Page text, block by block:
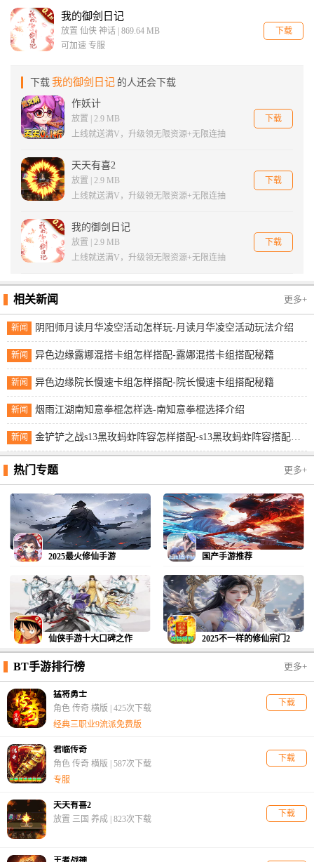
我的御剑日记
放置 仙侠 神话 | 869.64 MB
可加速 专服
下载
下载 我的御剑日记 的人还会下载
作妖计
放置 | 2.9 MB
上线就送满V，升级领无限资源+无限连抽
下载
天天有喜2
放置 | 2.9 MB
上线就送满V，升级领无限资源+无限连抽
下载
我的御剑日记
放置 | 2.9 MB
上线就送满V，升级领无限资源+无限连抽
下载
相关新闻 更多+
新闻 阴阳师月读月华凌空活动怎样玩-月读月华凌空活动玩法介绍
新闻 异色边缘露娜混搭卡组怎样搭配-露娜混搭卡组搭配秘籍
新闻 异色边缘院长慢速卡组怎样搭配-院长慢速卡组搭配秘籍
新闻 烟雨江湖南知意拳棍怎样选-南知意拳棍选择介绍
新闻 金铲铲之战s13黑玫蚂蚱阵容怎样搭配-s13黑玫蚂蚱阵容搭配秘籍
热门专题 更多+
2025最火修仙手游 国产手游推荐
仙侠手游十大口碑之作 2025不一样的修仙宗门2
BT手游排行榜 更多+
猛将勇士
角色 传奇 横版 | 425次下载
经典三职业9流派免费版
下载
君临传奇
角色 传奇 横版 | 587次下载
专服
下载
天天有喜2
放置 三国 养成 | 823次下载
下载